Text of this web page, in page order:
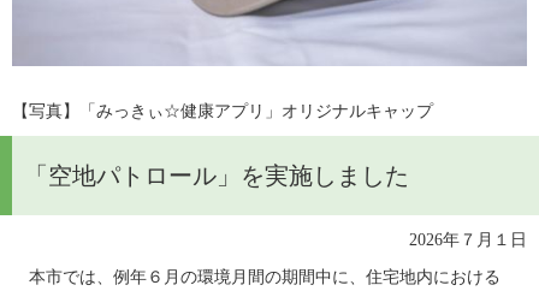
​【写真】「みっきぃ☆健康アプリ」オリジナルキャップ
「空地パトロール」を実施しました
2026年７月１日​
本市では、例年６月の環境月間の期間中に、住宅地内における